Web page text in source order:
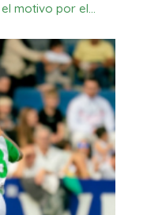
motivo por el…